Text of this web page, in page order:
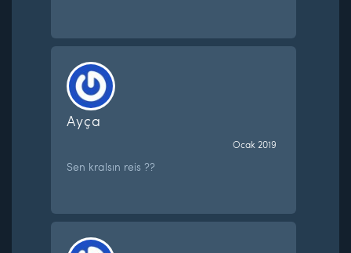
Ayça
Ocak 2019
Sen kralsın reis ??